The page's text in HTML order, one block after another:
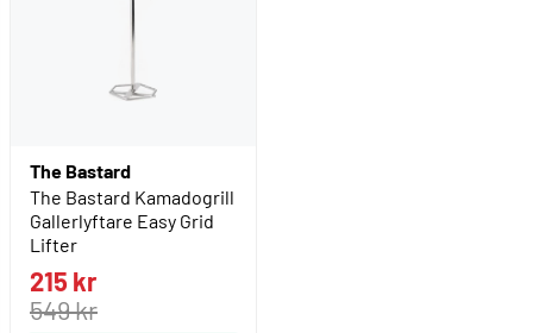
The Bastard
The Bastard Kamadogrill
Gallerlyftare Easy Grid
Lifter
215 kr
549 kr